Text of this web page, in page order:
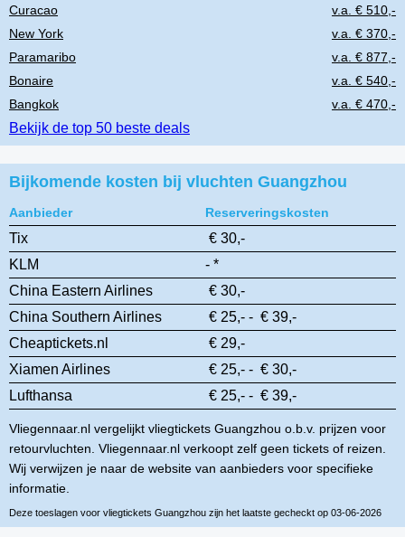
Curacao
v.a. € 510,-
New York
v.a. € 370,-
Paramaribo
v.a. € 877,-
Bonaire
v.a. € 540,-
Bangkok
v.a. € 470,-
Bekijk de top 50 beste deals
Bijkomende kosten bij vluchten Guangzhou
Aanbieder Reserveringskosten
Tix
€ 30,-
KLM
- *
China Eastern Airlines
€ 30,-
China Southern Airlines
€ 25,- - € 39,-
Cheaptickets.nl
€ 29,-
Xiamen Airlines
€ 25,- - € 30,-
Lufthansa
€ 25,- - € 39,-
Vliegennaar.nl vergelijkt vliegtickets Guangzhou o.b.v. prijzen voor
retourvluchten. Vliegennaar.nl verkoopt zelf geen tickets of reizen.
Wij verwijzen je naar de website van aanbieders voor specifieke
informatie.
Deze toeslagen voor vliegtickets Guangzhou zijn het laatste gecheckt op 03-06-2026